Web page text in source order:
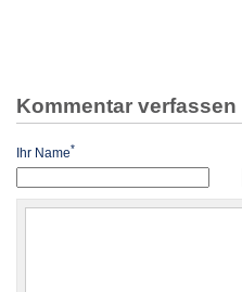
Kommentar verfassen
Ihr Name*